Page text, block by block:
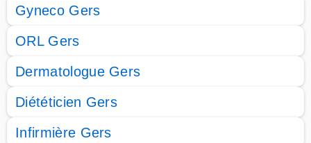
Gyneco Gers
ORL Gers
Dermatologue Gers
Diététicien Gers
Infirmière Gers